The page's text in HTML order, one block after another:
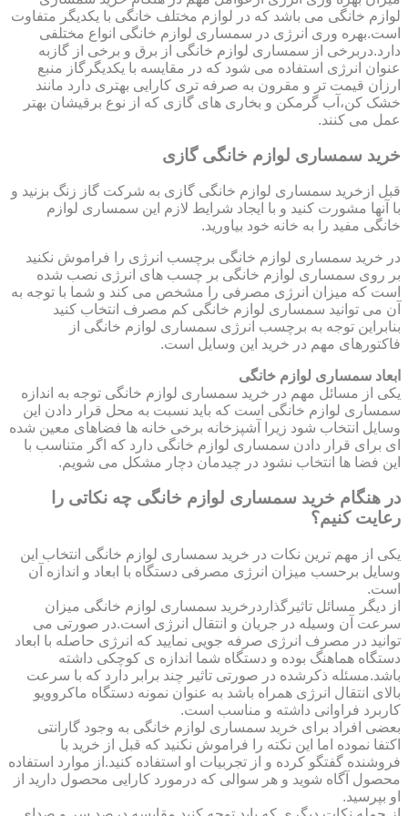
لوازم خانگی می باشد که در لوازم مختلف خانگی با یکدیگر متفاوت
است.بهره وری انرژی در سمساری لوازم خانگی انواع مختلفی
دارد.دربرخی از سمساری لوازم خانگی از برق و برخی از گازبه
عنوان انرژی استفاده می شود که در مقایسه با یکدیگرگاز منبع
ارزان قیمت تر و مقرون به صرفه تری کارایی بهتری دارد مانند
خشک کن،آب گرمکن و بخاری های گازی که از نوع برقیشان بهتر
عمل می کنند.
خرید سمساری لوازم خانگی گازی
قبل ازخرید سمساری لوازم خانگی گازی به شرکت گاز زنگ بزنید و
با آنها مشورت کنید و با ایجاد شرایط لازم این سمساری لوازم
خانگی مفید را به خانه خود بیاورید.
در خرید سمساری لوازم خانگی برچسب انرژی را فراموش نکنید
بر روی سمساری لوازم خانگی بر چسب های انرژی نصب شده
است که میزان انرژی مصرفی را مشخص می کند و شما با توجه به
آن می توانید سمساری لوازم خانگی کم مصرف انتخاب کنید
بنابراین توجه به برچسب انرژی سمساری لوازم خانگی از
فاکتورهای مهم در خرید این وسایل است.
ابعاد سمساری لوازم خانگی
یکی از مسائل مهم در خرید سمساری لوازم خانگی توجه به اندازه
سمساری لوازم خانگی است که باید نسبت به محل قرار دادن این
وسایل انتخاب شود زیرا آشپزخانه برخی خانه ها فضاهای معین شده
ای برای قرار دادن سمساری لوازم خانگی دارد که اگر متناسب با
این فضا ها انتخاب نشود در چیدمان دچار مشکل می شویم.
در هنگام خرید سمساری لوازم خانگی چه نکاتی را
رعایت کنیم؟
یکی از مهم ترین نکات در خرید سمساری لوازم خانگی انتخاب این
وسایل برحسب میزان انرژی مصرفی دستگاه با ابعاد و اندازه آن
است.
از دیگر مسائل تاثیرگذاردرخرید سمساری لوازم خانگی میزان
سرعت آن وسیله در جریان و انتقال انرژی است.در صورتی می
توانید در مصرف انرژی صرفه جویی نمایید که انرژی حاصله با ابعاد
دستگاه هماهنگ بوده و دستگاه شما اندازه ی کوچکی داشته
باشد.مسئله ذکرشده در صورتی تاثیر چند برابر دارد که با سرعت
بالای انتقال انرژی همراه باشد به عنوان نمونه دستگاه ماکروویو
کاربرد فراوانی داشته و مناسب است.
بعضی افراد برای خرید سمساری لوازم خانگی به وجود گارانتی
اکتفا نموده اما این نکته را فراموش نکنید که قبل از خرید با
فروشنده گفتگو کرده و از تجربیات او استفاده کنید.از موارد استفاده
محصول آگاه شوید و هر سوالی که درمورد کارایی محصول دارید از
او بپرسید.